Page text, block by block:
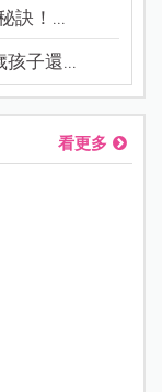
訣！...
孩子還...
看更多